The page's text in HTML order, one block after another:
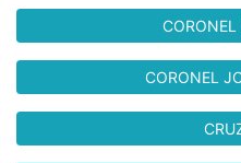
CORONEL
CORONEL